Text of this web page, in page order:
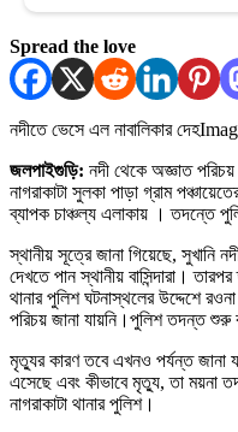
Spread the love
নদীতে ভেসে এল নাবালিকার দেহ
জলপাইগুড়ি: নদী থেকে অজ্ঞাত পরিচয়
নাগরাকাটা সুলকা পাড়া গ্রাম
ব্যাপক চাঞ্চল্য এলাকায় । তদন্তে
স্থানীয় সূত্রে জানা গিয়েছে, সুখানি
দেখতে পান স্থানীয় বাসিন্দারা।
থানার পুলিশ ঘটনাস্থলের উদ্দেশে
পরিচয় জানা যায়নি।পুলিশ তদন্ত শুরু
মৃত্যুর কারণ তবে এখনও পর্যন্ত জানা
এসেছে এবং কীভাবে মৃত্যু, তা ময়না
নাগরাকাটা থানার পুলিশ।